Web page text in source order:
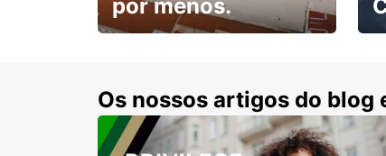
por menos.
Os nossos artigos do blog